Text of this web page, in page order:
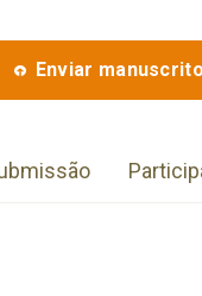
Enviar manuscrito